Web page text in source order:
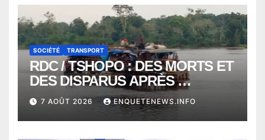
SOCIÉTÉ TRANSPORT
RDC / TSHOPO : DES MORTS ET
DES DISPARUS APRÈS
NAUFRAGE D’UNE BALEINIERE
À QUELQUES KILOMÈTRES DE
KISANGANI
7 AOÛT 2026 ENQUETENEWS.INFO